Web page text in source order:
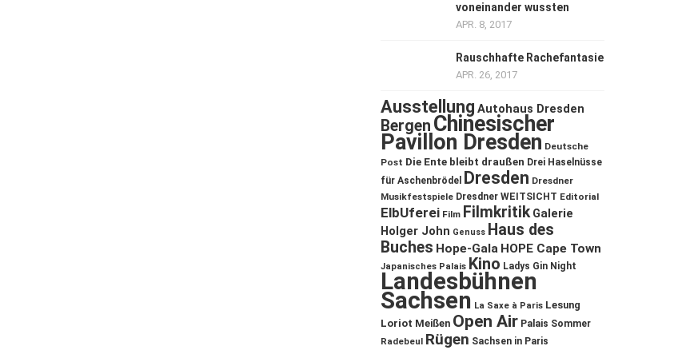
voneinander wussten
APR. 8, 2017
Rauschhafte Rachefantasie
APR. 26, 2017
Ausstellung Autohaus Dresden
Bergen Chinesischer
Pavillon Dresden Deutsche
Post Die Ente bleibt draußen Drei Haselnüsse
für Aschenbrödel
Dresden Dresdner
Musikfestspiele Dresdner WEITSICHT Editorial
ElbUferei Film Filmkritik Galerie
Holger John Genuss Haus des
Buches Hope-Gala HOPE Cape Town
Japanisches Palais Kino Ladys Gin Night
Landesbühnen
Sachsen La Saxe à Paris Lesung
Loriot Meißen Open Air Palais Sommer
Radebeul Rügen Sachsen in Paris